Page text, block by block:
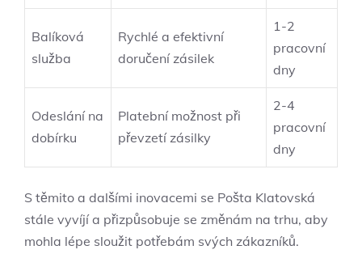
Balíková
služba
Rychlé a efektivní
doručení zásilek
1-2
pracovní
dny
Odeslání na
dobírku
Platební možnost při
převzetí zásilky
2-4
pracovní
dny
S těmito a dalšími inovacemi se Pošta Klatovská
stále vyvíjí a přizpůsobuje se změnám na trhu, aby
mohla lépe sloužit potřebám svých zákazníků.